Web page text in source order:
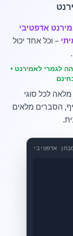
אדפטיבי
– וכל אחד יכול
לגמרי לאמירנט •
לכל סוגי
הסברים מלאים
אדפטיבי